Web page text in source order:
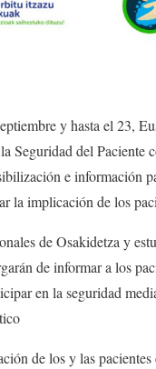
y hasta el 23,
Seguridad del Paciente
e información
la implicación de los
de Osakidetza y
de informar a los
en la seguridad
de los y las pacientes